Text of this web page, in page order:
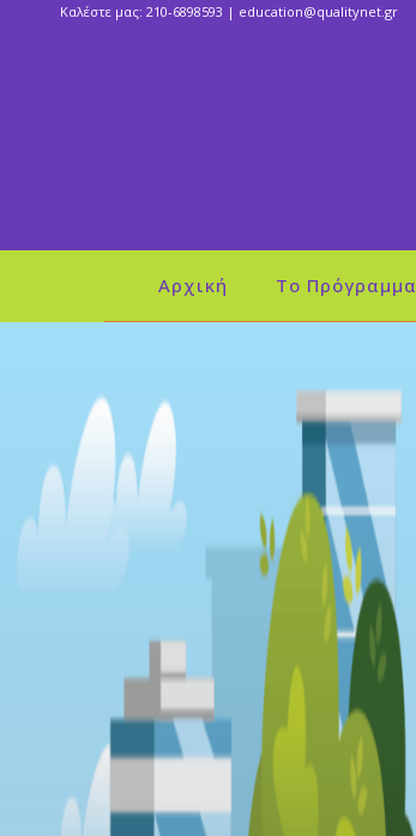
Καλέστε μας: 210-6898593 | education@qualitynet.gr
Αρχική Το Πρόγραμμα